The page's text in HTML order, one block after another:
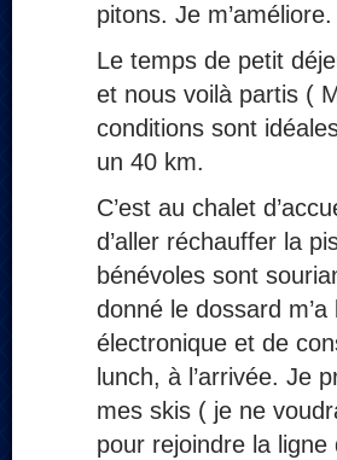
pitons. Je m’améliore.
Le temps de petit
et nous voilà partis (
conditions sont
un 40 km.
C’est au chalet
d’aller réchauffer la
bénévoles sont
donné le dossard
électronique et de
lunch, à l’arrivée. Je
mes skis ( je ne
pour rejoindre la ligne